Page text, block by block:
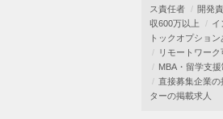
ス責任者
開発
収600万以上
イ
トックオプション
リモートワーク
MBA・留学支
直接募集企業の
ターの掲載求人